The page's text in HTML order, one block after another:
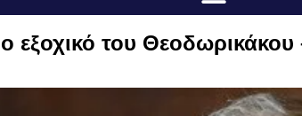
εξοχικό του